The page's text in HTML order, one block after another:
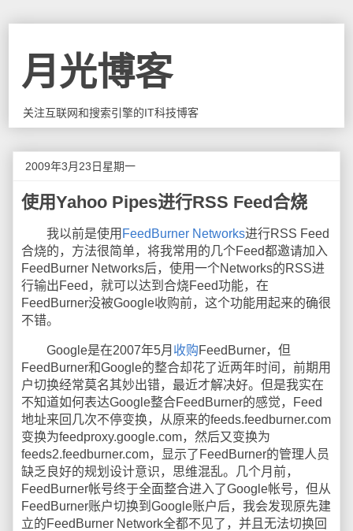
月光博客
关注互联网和搜索引擎的IT科技博客
2009年3月23日星期一
使用Yahoo Pipes进行RSS Feed合烧
我以前是使用 FeedBurner Networks进行RSS Feed
合烧的，方法很简单，将我常用的几个Feed都邀请加入
FeedBurner Networks后，使用一个Networks的RSS进
行输出Feed，就可以达到合烧Feed功能，在
FeedBurner没被Google收购前，这个功能用起来的确很
不错。
Google是在2007年5月 收购FeedBurner，但
FeedBurner和Google的整合却花了近两年时间，前期用
户切换经常莫名其妙出错，最近才解决好。但是我实在
不知道如何表达Google整合FeedBurner的感觉，Feed
地址来回几次不停变换，从原来的feeds.feedburner.com
变换为feedproxy.google.com，然后又变换为
feeds2.feedburner.com，显示了FeedBurner的管理人员
缺乏良好的规划设计意识，思维混乱。几个月前，
FeedBurner帐号终于全面整合进入了Google帐号，但从
FeedBurner账户切换到Google账户后，我会发现原先建
立的FeedBurner Network全都不见了，并且无法切换回